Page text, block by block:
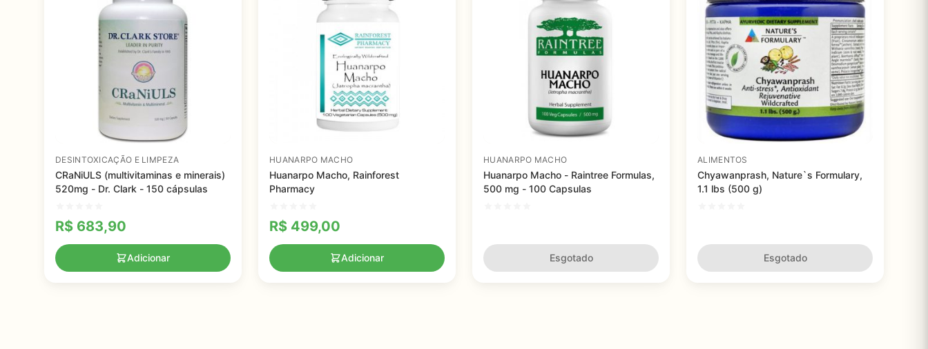
DESINTOXICAÇÃO E LIMPEZA
CRaNiULS (multivitaminas e minerais)
520mg - Dr. Clark - 150 cápsulas
R$ 683,90
Adicionar
HUANARPO MACHO
Huanarpo Macho, Rainforest
Pharmacy
R$ 499,00
Adicionar
HUANARPO MACHO
Huanarpo Macho - Raintree Formulas,
500 mg - 100 Capsulas
Esgotado
ALIMENTOS
Chyawanprash, Nature`s Formulary,
1.1 lbs (500 g)
Esgotado